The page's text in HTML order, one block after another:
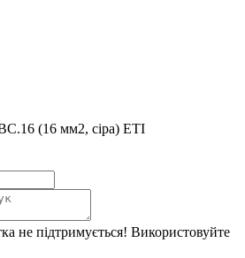
(16 мм2, сіра) ETI
не підтримується! Використовуйте